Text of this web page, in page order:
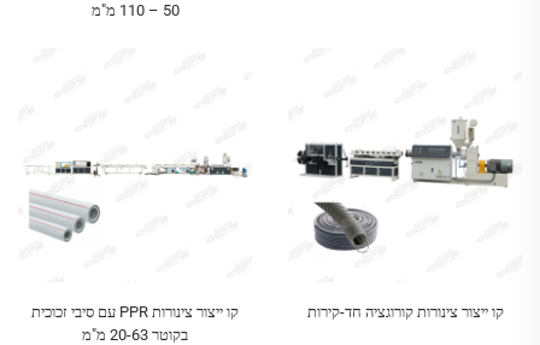
50 – 110 מ"מ
קו ייצור צינורות קורוגציה חד-קירות
קו ייצור צינורות PPR עם סיבי זכוכית
בקוטר 20-63 מ"מ